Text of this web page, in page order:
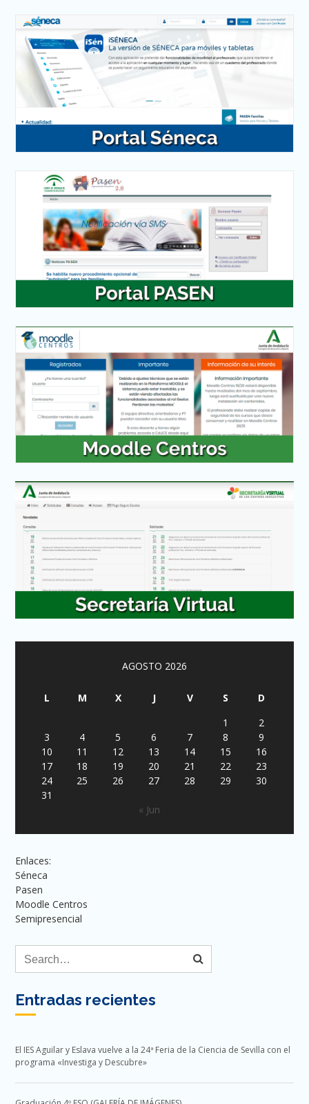
AGOSTO 2026
L M X J V S
D
1
2
3
4 5 6 7 8
9
10
11 12 13 14 15
16
17
18 19 20 21 22
23
24
25 26 27 28 29
30
31
« Jun
Enlaces:
Séneca
Pasen
Moodle Centros
Semipresencial
Entradas recientes
El IES Aguilar y Eslava vuelve a la 24ª Feria de la Ciencia de Sevilla con el
programa «Investiga y Descubre»